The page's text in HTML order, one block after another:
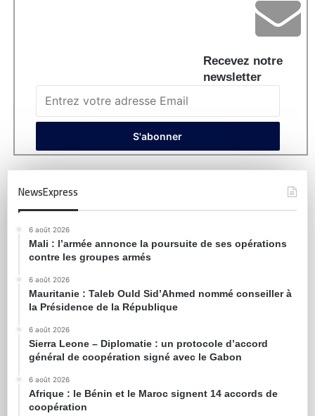
Recevez notre
newsletter
NewsExpress
6 août 2026
Mali : l’armée annonce la poursuite de ses opérations
contre les groupes armés
6 août 2026
Mauritanie : Taleb Ould Sid’Ahmed nommé conseiller à
la Présidence de la République
6 août 2026
Sierra Leone – Diplomatie : un protocole d’accord
général de coopération signé avec le Gabon
6 août 2026
Afrique : le Bénin et le Maroc signent 14 accords de
coopération